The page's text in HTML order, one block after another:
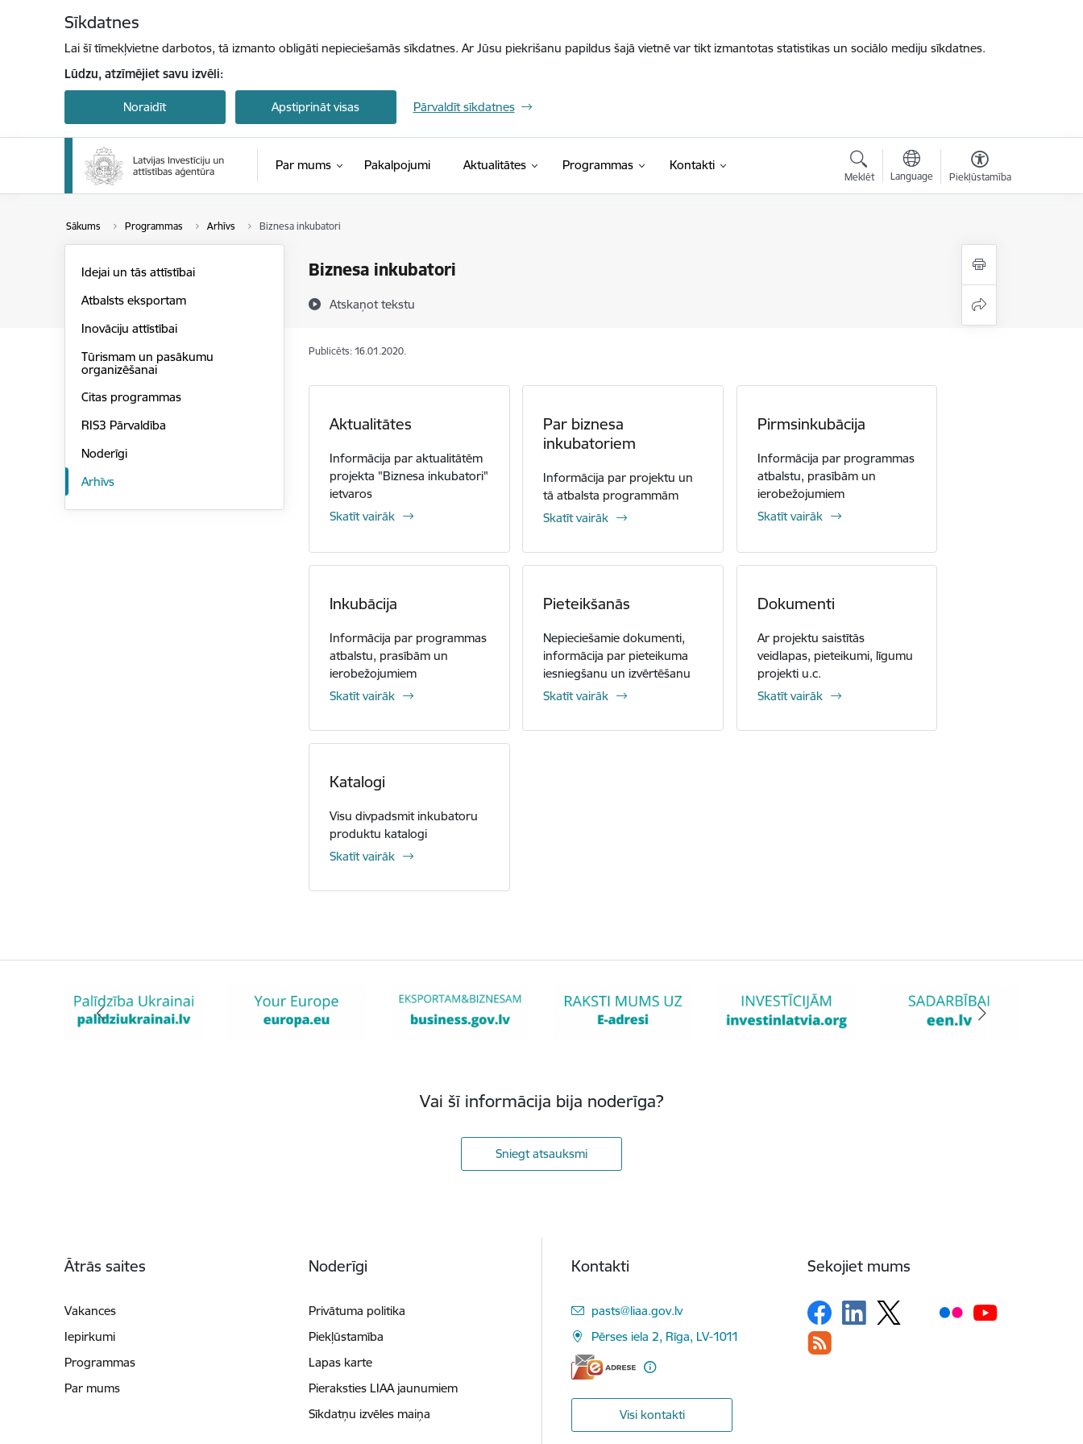
Sīkdatnes
Lai šī tīmekļvietne darbotos, tā izmanto obligāti nepieciešamās sīkdatnes. Ar Jūsu piekrišanu papildus šajā vietnē var tikt izmantotas statistikas un sociālo mediju sīkdatnes.
Lūdzu, atzīmējiet savu izvēli:
Noraidīt Apstiprināt visas Pārvaldīt sīkdatnes
Par mums Pakalpojumi Aktualitātes Programmas Kontakti
Meklēt Language Piekļūstamība
Sākums Programmas Arhīvs Biznesa inkubatori
Biznesa inkubatori
Atskaņot tekstu
Idejai un tās attīstībai
Atbalsts eksportam
Inovāciju attīstībai
Tūrismam un pasākumu
organizēšanai
Citas programmas
RIS3 Pārvaldība
Noderīgi
Arhīvs
Publicēts: 16.01.2020.
Aktualitātes
Informācija par aktualitātēm
projekta "Biznesa inkubatori"
ietvaros
Skatīt vairāk
Par biznesa
inkubatoriem
Informācija par projektu un
tā atbalsta programmām
Skatīt vairāk
Pirmsinkubācija
Informācija par programmas
atbalstu, prasībām un
ierobežojumiem
Skatīt vairāk
Inkubācija
Informācija par programmas
atbalstu, prasībām un
ierobežojumiem
Skatīt vairāk
Pieteikšanās
Nepieciešamie dokumenti,
informācija par pieteikuma
iesniegšanu un izvērtēšanu
Skatīt vairāk
Dokumenti
Ar projektu saistītās
veidlapas, pieteikumi, līgumu
projekti u.c.
Skatīt vairāk
Katalogi
Visu divpadsmit inkubatoru
produktu katalogi
Skatīt vairāk
Vai šī informācija bija noderīga?
Sniegt atsauksmi
Ātrās saites
Vakances
Iepirkumi
Programmas
Par mums
Noderīgi
Privātuma politika
Piekļūstamība
Lapas karte
Pieraksties LIAA jaunumiem
Sīkdatņu izvēles maiņa
Kontakti
E-pasts:
pasts@liaa.gov.lv
Pērses iela 2, Rīga, LV-1011
Visi kontakti
Sekojiet mums